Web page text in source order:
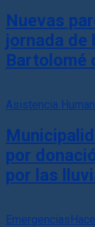
Nuevas
jornada de
Bartolomé
Asistencia
por
por las
Emergencias